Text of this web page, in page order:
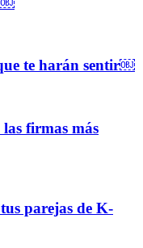
te harán sentir￼
firmas más
tus parejas de K-